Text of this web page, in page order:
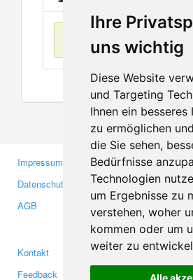
Ihre
uns wichtig
Diese Website
und Targeting
Ihnen ein
zu ermöglichen
die Sie sehen,
Bedürfnisse
Technologien
um Ergebnisse zu
verstehen, woher
kommen oder um
weiter zu
Alle
Keine Einträge
Impressum
Datenschutzerklärung
AGB
Kontakt
Feedback